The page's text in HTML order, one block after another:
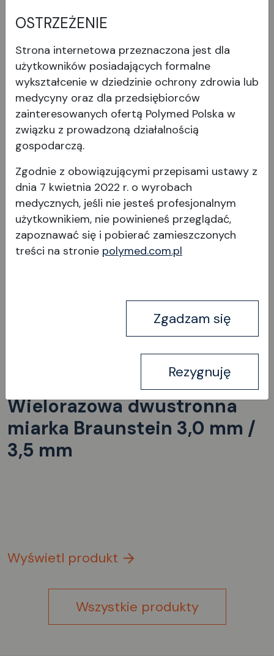
Wielorazowa dwustronna
miarka Braunstein 3,5 mm /
4,0 mm
Wyświetl produkt
Wielorazowa dwustronna
miarka Braunstein 3,0 mm /
3,5 mm
Wyświetl produkt
Wszystkie produkty
OSTRZEŻENIE
Strona internetowa przeznaczona jest dla
użytkowników posiadających formalne
wykształcenie w dziedzinie ochrony zdrowia lub
medycyny oraz dla przedsiębiorców
zainteresowanych ofertą Polymed Polska w
związku z prowadzoną działalnością
gospodarczą.
Zgodnie z obowiązującymi przepisami ustawy z
dnia 7 kwietnia 2022 r. o wyrobach
medycznych, jeśli nie jesteś profesjonalnym
użytkownikiem, nie powinieneś przeglądać,
zapoznawać się i pobierać zamieszczonych
treści na stronie polymed.com.pl
Zgadzam się
Rezygnuję